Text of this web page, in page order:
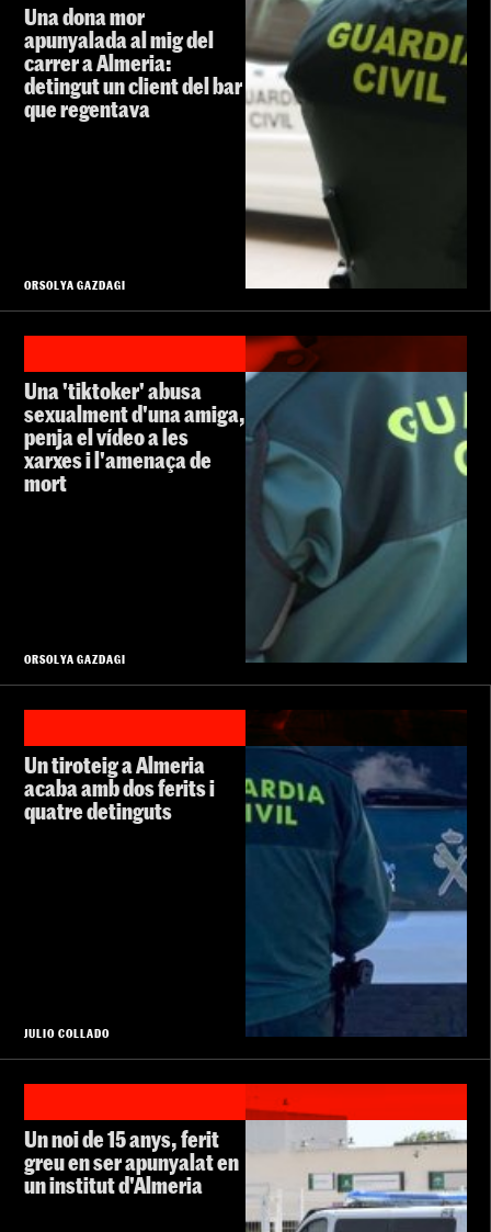
Una dona mor
apunyalada al mig del
carrer a Almeria:
detingut un client del bar
que regentava
ORSOLYA GAZDAGI
Una 'tiktoker' abusa
sexualment d'una amiga,
penja el vídeo a les
xarxes i l'amenaça de
mort
ORSOLYA GAZDAGI
Un tiroteig a Almeria
acaba amb dos ferits i
quatre detinguts
JULIO COLLADO
Un noi de 15 anys, ferit
greu en ser apunyalat en
un institut d'Almeria